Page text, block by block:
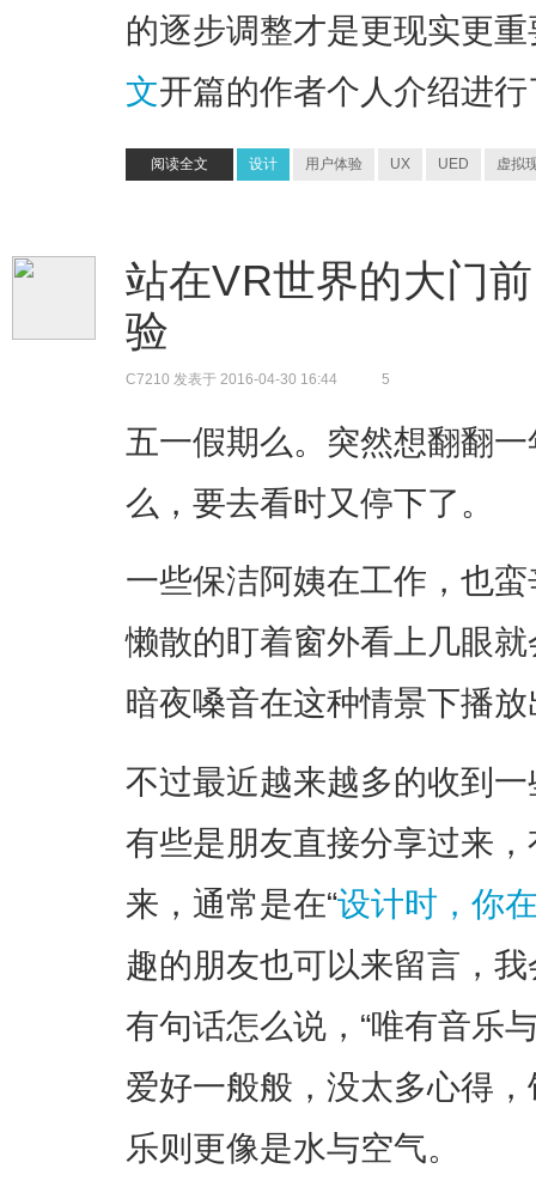
的逐步调整才是更现实更
文开篇的作者个人介绍进
阅读全文 设计 用户体验 UX UED 虚拟
站在VR世界的大门
验
C7210 发表于 2016-04-30 16:44 5
五一假期么。突然想翻翻
么，要去看时又停下了。
一些保洁阿姨在工作，也
懒散的盯着窗外看上几眼
暗夜嗓音在这种情景下播
不过最近越来越多的收到
有些是朋友直接分享过来
来，通常是在“设计时，你
趣的朋友也可以来留言，
有句话怎么说，“唯有音乐
爱好一般般，没太多心得
乐则更像是水与空气。